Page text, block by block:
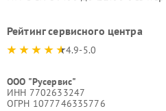
Рейтинг сервисного центра
4.9-5.0
ООО "Русервис"
ИНН 7702633247
ОГРН 1077746335776